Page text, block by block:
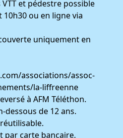
et pédestre possible
ou en ligne via
uniquement en
associations/assoc-
la-liffreenne
à AFM Téléthon.
de 12 ans.
par carte bancaire.